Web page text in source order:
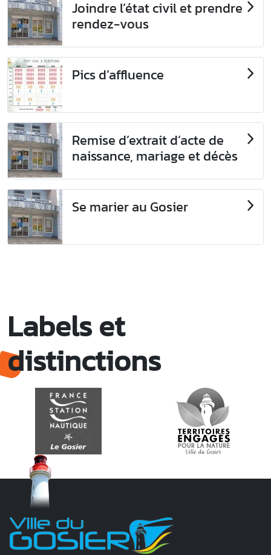
Joindre l’état civil et prendre
rendez-vous
Pics d’affluence
Remise d’extrait d’acte de
naissance, mariage et décès
Se marier au Gosier
Labels et
distinctions